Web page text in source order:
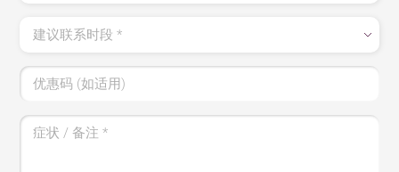
建议联系时段*
优惠码 (如适用)
症状 / 备注*